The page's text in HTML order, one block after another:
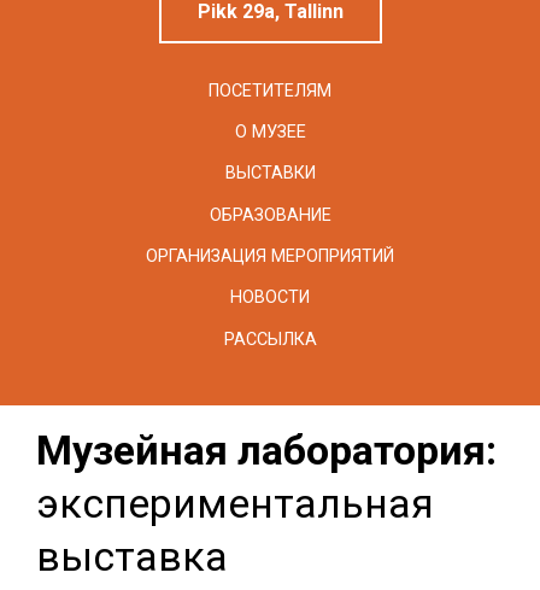
Pikk 29a, Tallinn
ПОСЕТИТЕЛЯМ
О МУЗЕЕ
ВЫСТАВКИ
ОБРАЗОВАНИЕ
ОРГАНИЗАЦИЯ МЕРОПРИЯТИЙ
НОВОСТИ
РАССЫЛКА
Музейная лаборатория:
экспериментальная
выставка